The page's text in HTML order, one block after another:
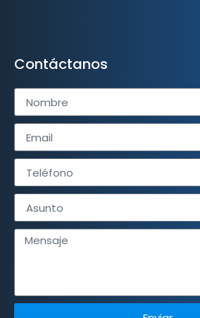
Contáctanos